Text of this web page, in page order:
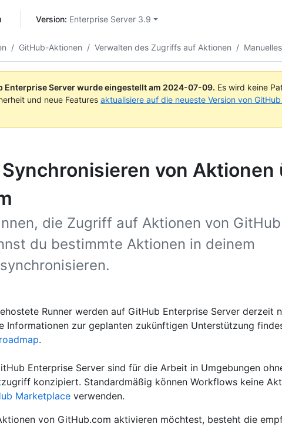
Version: Enterprise Server 3.9
/ GitHub-Aktionen / Verwalten des Zugriffs auf Aktionen /
Enterprise Server wurde eingestellt am 2024-07-09. Es wird keine
und neue Features aktualisiere auf die neueste Version von
von Aktionen
die Zugriff auf Aktionen von
du bestimmte Aktionen in deinem
Runner werden auf GitHub Enterprise Server derzeit
Informationen zur geplanten zukünftigen Unterstützung
.
Enterprise Server sind für die Arbeit in Umgebungen
konzipiert. Standardmäßig können Workflows keine
Marketplace verwenden.
von GitHub.com aktivieren möchtest, besteht die